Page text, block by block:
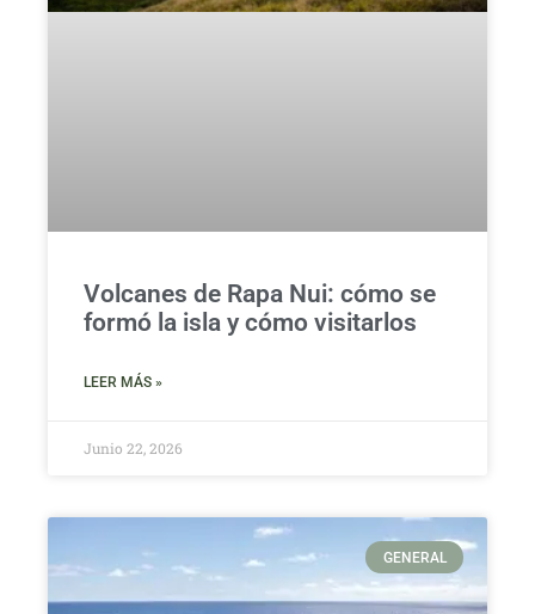
Volcanes de Rapa Nui: cómo se
formó la isla y cómo visitarlos
LEER MÁS »
Junio 22, 2026
GENERAL